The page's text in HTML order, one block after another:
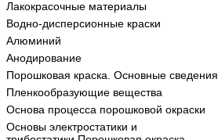
Лакокрасочные материалы
Водно-дисперсионные краски
Алюминий
Анодирование
Порошковая краска. Основные сведения
Пленкообразующие вещества
Основа процесса порошковой окраски
Основы электростатики и